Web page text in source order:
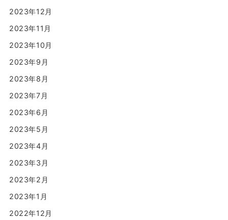
2023年12月
2023年11月
2023年10月
2023年9月
2023年8月
2023年7月
2023年6月
2023年5月
2023年4月
2023年3月
2023年2月
2023年1月
2022年12月